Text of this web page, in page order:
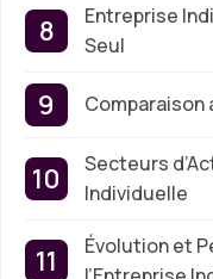
Entreprise
Seul
Comparaison
Secteurs
Individuelle
Évolution et